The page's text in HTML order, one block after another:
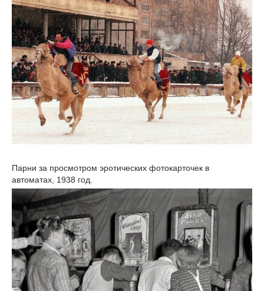
Парни за просмотром эротических фотокарточек в
автоматах, 1938 год.